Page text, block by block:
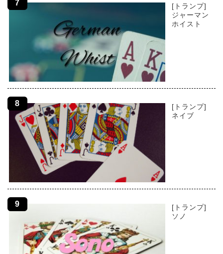
[トランプ]
ジャーマン
ホイスト
[トランプ]
ネイブ
[トランプ]
ソノ